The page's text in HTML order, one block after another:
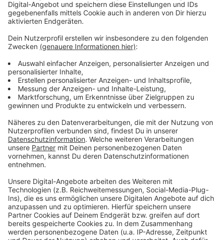
Sperrungen werden wieder aufgehoben.
Weitere Infos und Links zum Thema
Anzeige
Meldung der Stadt dazu:
Teile der neuen Radwege an der Tonhalle sind
bereits fertig:
Weitere neue Radwege in Düsseldorf:
Anzeige